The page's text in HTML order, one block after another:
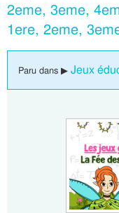
2eme, 3eme,
1ere, 2eme,
Paru dans ▶ Jeux